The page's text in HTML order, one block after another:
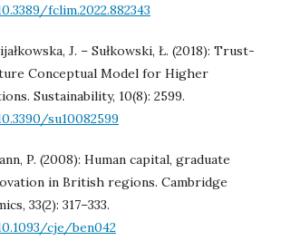
fclim.2022.882343
J. – Sułkowski, Ł. (2018): Trust-
Conceptual Model for Higher
Sustainability, 10(8): 2599.
su10082599
P. (2008): Human capital, graduate
in British regions. Cambridge
33(2): 317–333.
cje/ben042